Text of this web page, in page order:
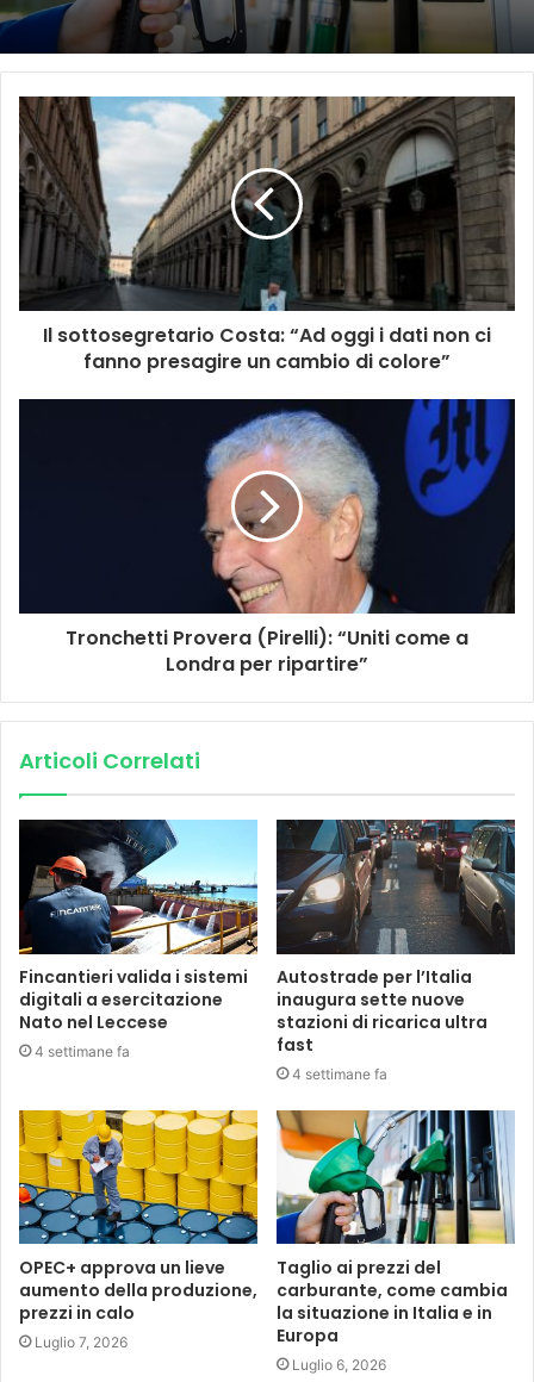
Il sottosegretario Costa: “Ad oggi i dati non ci
fanno presagire un cambio di colore”
Tronchetti Provera (Pirelli): “Uniti come a
Londra per ripartire”
Articoli Correlati
Fincantieri valida i sistemi
digitali a esercitazione
Nato nel Leccese
4 settimane fa
Autostrade per l’Italia
inaugura sette nuove
stazioni di ricarica ultra
fast
4 settimane fa
OPEC+ approva un lieve
aumento della produzione,
prezzi in calo
Luglio 7, 2026
Taglio ai prezzi del
carburante, come cambia
la situazione in Italia e in
Europa
Luglio 6, 2026